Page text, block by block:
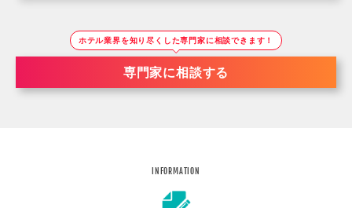
ホテル業界を知り尽くした専門家に相談できます！
専門家に相談する
INFORMATION